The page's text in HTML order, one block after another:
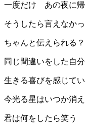
一度だけ あの夜に帰
そうしたら言えなか
ちゃんと伝えられる？
同じ間違いをした自
生きる喜びを感じて
今光る星はいつか消
君は何をしたら笑う